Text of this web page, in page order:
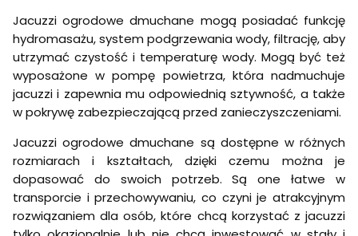
Jacuzzi ogrodowe dmuchane mogą posiadać funkcję
hydromasażu, system podgrzewania wody, filtrację, aby
utrzymać czystość i temperaturę wody. Mogą być też
wyposażone w pompę powietrza, która nadmuchuje
jacuzzi i zapewnia mu odpowiednią sztywność, a także
w pokrywę zabezpieczającą przed zanieczyszczeniami.
Jacuzzi ogrodowe dmuchane są dostępne w różnych
rozmiarach i kształtach, dzięki czemu można je
dopasować do swoich potrzeb. Są one łatwe w
transporcie i przechowywaniu, co czyni je atrakcyjnym
rozwiązaniem dla osób, które chcą korzystać z jacuzzi